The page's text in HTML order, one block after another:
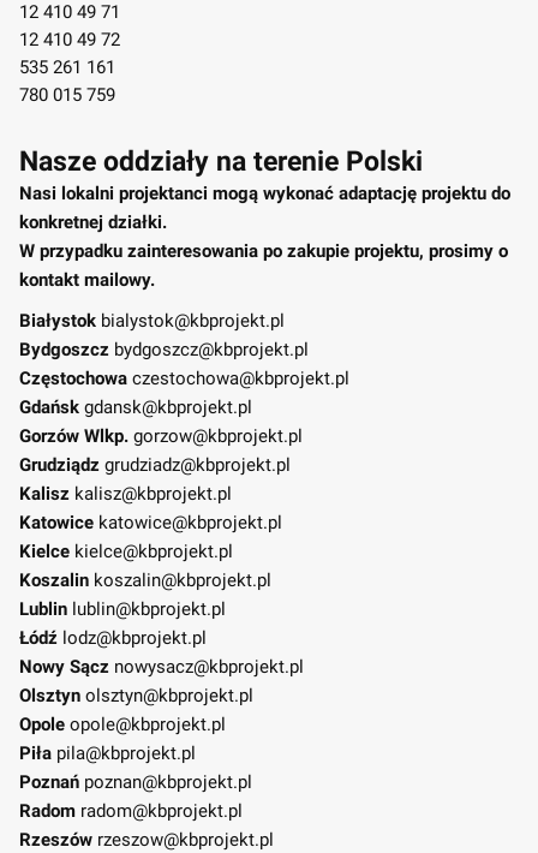
12 410 49 71
12 410 49 72
535 261 161
780 015 759
Nasze oddziały na terenie Polski
Nasi lokalni projektanci mogą wykonać adaptację projektu do
konkretnej działki.
W przypadku zainteresowania po zakupie projektu, prosimy o
kontakt mailowy.
Białystok bialystok@kbprojekt.pl
Bydgoszcz bydgoszcz@kbprojekt.pl
Częstochowa czestochowa@kbprojekt.pl
Gdańsk gdansk@kbprojekt.pl
Gorzów Wlkp. gorzow@kbprojekt.pl
Grudziądz grudziadz@kbprojekt.pl
Kalisz kalisz@kbprojekt.pl
Katowice katowice@kbprojekt.pl
Kielce kielce@kbprojekt.pl
Koszalin koszalin@kbprojekt.pl
Lublin lublin@kbprojekt.pl
Łódź lodz@kbprojekt.pl
Nowy Sącz nowysacz@kbprojekt.pl
Olsztyn olsztyn@kbprojekt.pl
Opole opole@kbprojekt.pl
Piła pila@kbprojekt.pl
Poznań poznan@kbprojekt.pl
Radom radom@kbprojekt.pl
Rzeszów rzeszow@kbprojekt.pl